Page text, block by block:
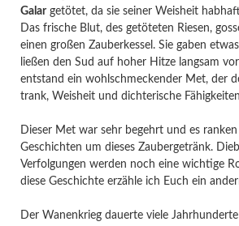
Galargetötet, da sie seiner Weisheit
Das frische Blut, des getöteten Riesen,
einen großen Zauberkessel. Sie gaben
ließen den Sud auf hoher Hitze langsam
entstand ein wohlschmeckender Met, der
trank, Weisheit und dichterische
Dieser Met war sehr begehrt und es
Geschichten um dieses Zaubergetränk.
Verfolgungen werden noch eine wichtige
diese Geschichte erzähle ich Euch ein
Der Wanenkrieg dauerte viele